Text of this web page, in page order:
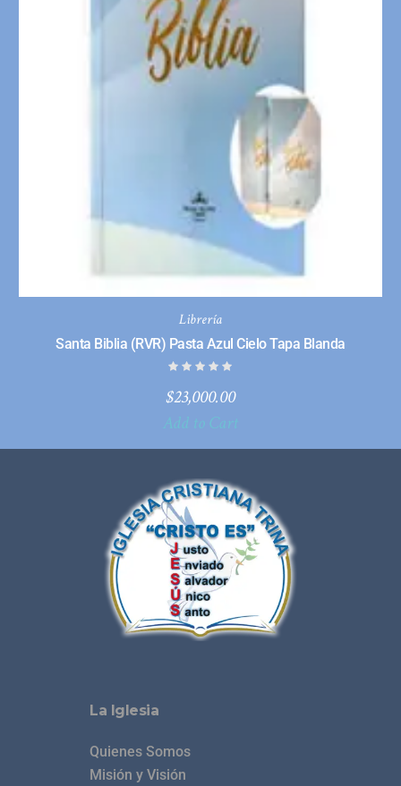
Librería
Santa Biblia (RVR) Pasta Azul Cielo Tapa Blanda
$23,000.00
Add to Cart
La Iglesia
Quienes Somos
Misión y Visión